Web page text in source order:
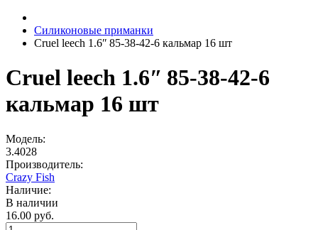
Силиконовые приманки
Cruel leech 1.6ʺ 85-38-42-6 кальмар 16 шт
Cruel leech 1.6ʺ 85-38-42-6
кальмар 16 шт
Модель:
3.4028
Производитель:
Crazy Fish
Наличие:
В наличии
16.00 руб.